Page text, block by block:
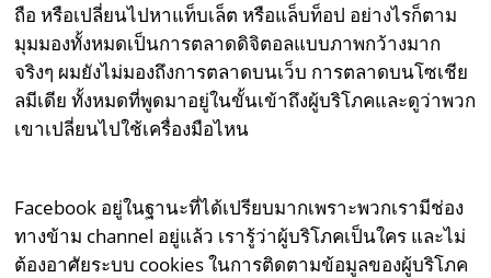
ถือ หรือเปลี่ยนไปหาแท็บเล็ต หรือแล็บท็อป อย่างไรก็ตาม
มุมมองทั้งหมดเป็นการตลาดดิจิตอลแบบภาพกว้างมาก
จริงๆ ผมยังไม่มองถึงการตลาดบนเว็บ การตลาดบนโซเชีย
ลมีเดีย ทั้งหมดที่พูดมาอยู่ในขั้นเข้าถึงผู้บริโภคและดูว่าพวก
เขาเปลี่ยนไปใช้เครื่องมือไหน
Facebook อยู่ในฐานะที่ได้เปรียบมากเพราะพวกเรามีช่อง
ทางข้าม channel อยู่แล้ว เรารู้ว่าผู้บริโภคเป็นใคร และไม่
ต้องอาศัยระบบ cookies ในการติดตามข้อมูลของผู้บริโภค